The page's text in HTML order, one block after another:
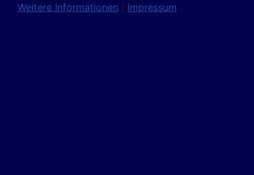
Weitere Informationen
Impressum